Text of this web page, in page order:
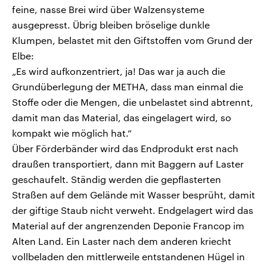
feine, nasse Brei wird über Walzensysteme
ausgepresst. Übrig bleiben bröselige dunkle
Klumpen, belastet mit den Giftstoffen vom Grund der
Elbe:
„Es wird aufkonzentriert, ja! Das war ja auch die
Grundüberlegung der METHA, dass man einmal die
Stoffe oder die Mengen, die unbelastet sind abtrennt,
damit man das Material, das eingelagert wird, so
kompakt wie möglich hat.“
Über Förderbänder wird das Endprodukt erst nach
draußen transportiert, dann mit Baggern auf Laster
geschaufelt. Ständig werden die gepflasterten
Straßen auf dem Gelände mit Wasser besprüht, damit
der giftige Staub nicht verweht. Endgelagert wird das
Material auf der angrenzenden Deponie Francop im
Alten Land. Ein Laster nach dem anderen kriecht
vollbeladen den mittlerweile entstandenen Hügel in